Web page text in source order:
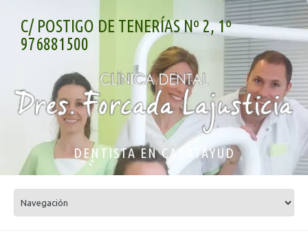
C/ POSTIGO DE TENERÍAS Nº 2, 1º
976881500
DENTISTA EN CALATAYUD